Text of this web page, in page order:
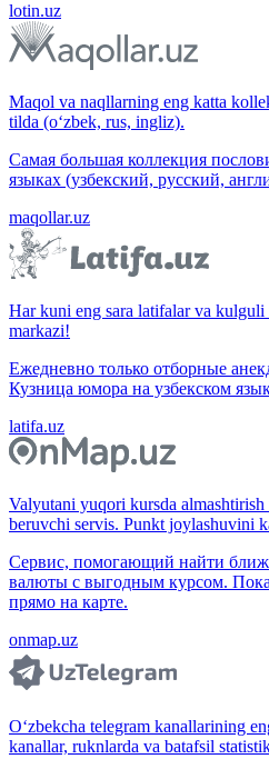
lotin.uz
Maqol va naqllarning eng katta
tilda (o‘zbek, rus, ingliz).
Самая большая коллекция
языках (узбекский, русский,
maqollar.uz
Har kuni eng sara latifalar va
markazi!
Ежедневно только отборные
Кузница юмора на узбекском
latifa.uz
Valyutani yuqori kursda
beruvchi servis. Punkt joylashuvini
Сервис, помогающий найти
валюты с выгодным курсом.
прямо на карте.
onmap.uz
O‘zbekcha telegram kanallarining
kanallar, ruknlarda va batafsil